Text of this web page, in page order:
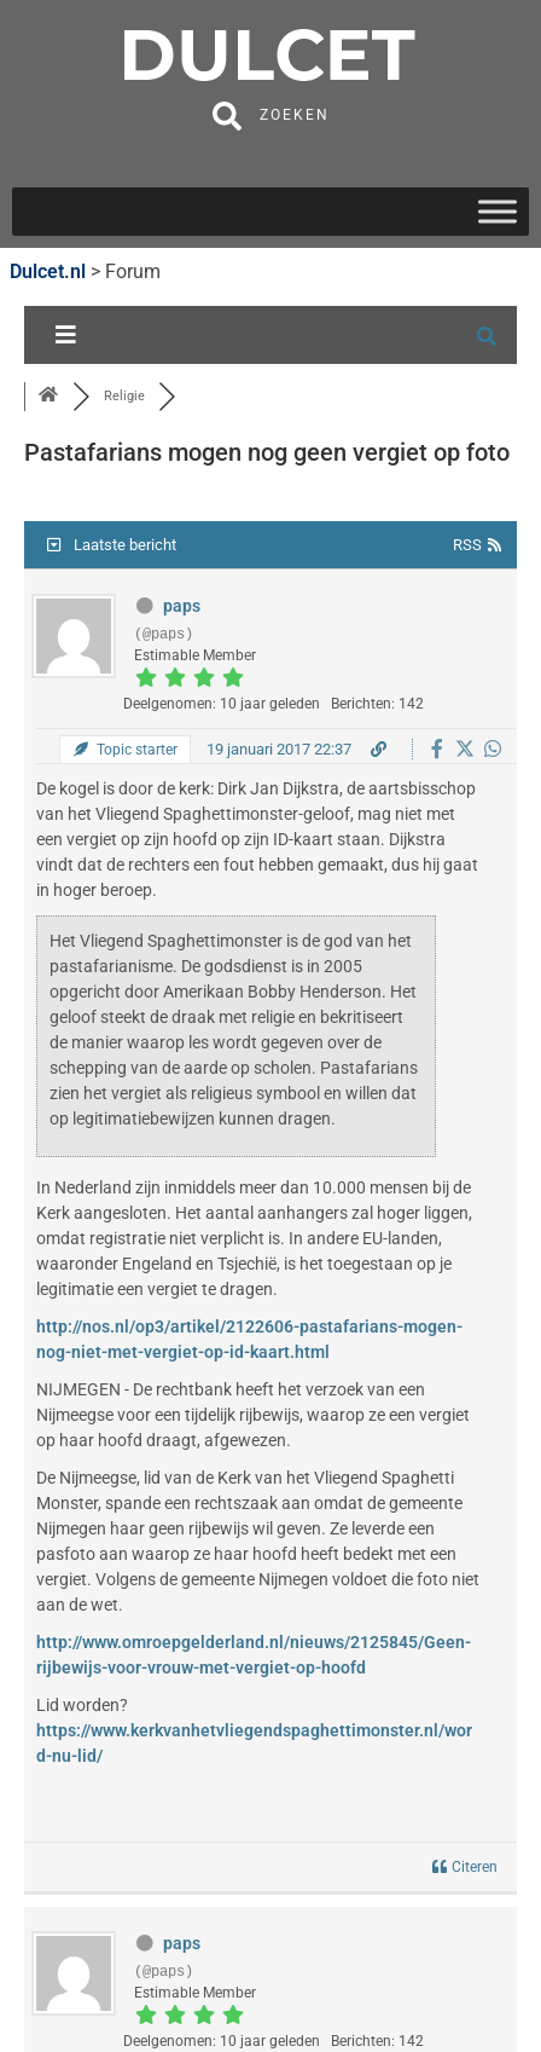
ZOEKEN
Dulcet.nl > Forum
Religie
Pastafarians mogen nog geen vergiet op foto
Laatste bericht RSS
paps
(@paps)
Estimable Member
Deelgenomen: 10 jaar geleden Berichten: 142
Topic starter 19 januari 2017 22:37
De kogel is door de kerk: Dirk Jan Dijkstra, de aartsbisschop
van het Vliegend Spaghettimonster-geloof, mag niet met
een vergiet op zijn hoofd op zijn ID-kaart staan. Dijkstra
vindt dat de rechters een fout hebben gemaakt, dus hij gaat
in hoger beroep.
Het Vliegend Spaghettimonster is de god van het
pastafarianisme. De godsdienst is in 2005
opgericht door Amerikaan Bobby Henderson. Het
geloof steekt de draak met religie en bekritiseert
de manier waarop les wordt gegeven over de
schepping van de aarde op scholen. Pastafarians
zien het vergiet als religieus symbool en willen dat
op legitimatiebewijzen kunnen dragen.
In Nederland zijn inmiddels meer dan 10.000 mensen bij de
Kerk aangesloten. Het aantal aanhangers zal hoger liggen,
omdat registratie niet verplicht is. In andere EU-landen,
waaronder Engeland en Tsjechië, is het toegestaan op je
legitimatie een vergiet te dragen.
http://nos.nl/op3/artikel/2122606-pastafarians-mogen-
nog-niet-met-vergiet-op-id-kaart.html
NIJMEGEN - De rechtbank heeft het verzoek van een
Nijmeegse voor een tijdelijk rijbewijs, waarop ze een vergiet
op haar hoofd draagt, afgewezen.
De Nijmeegse, lid van de Kerk van het Vliegend Spaghetti
Monster, spande een rechtszaak aan omdat de gemeente
Nijmegen haar geen rijbewijs wil geven. Ze leverde een
pasfoto aan waarop ze haar hoofd heeft bedekt met een
vergiet. Volgens de gemeente Nijmegen voldoet die foto niet
aan de wet.
http://www.omroepgelderland.nl/nieuws/2125845/Geen-
rijbewijs-voor-vrouw-met-vergiet-op-hoofd
Lid worden?
https://www.kerkvanhetvliegendspaghettimonster.nl/wor
d-nu-lid/
Citeren
paps
(@paps)
Estimable Member
Deelgenomen: 10 jaar geleden Berichten: 142